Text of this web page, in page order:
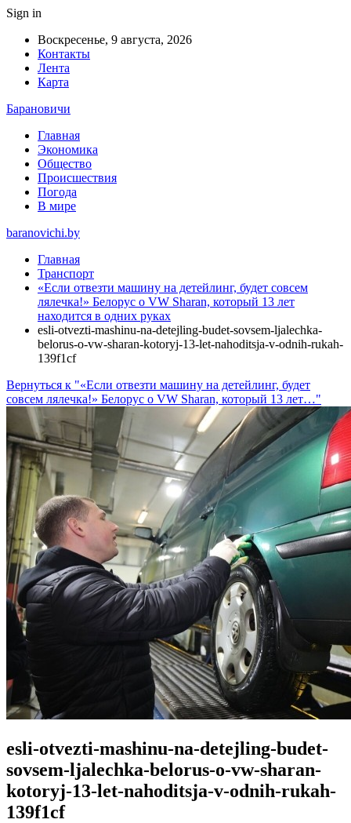
Sign in
Воскресенье, 9 августа, 2026
Контакты
Лента
Карта
Барановичи
Главная
Экономика
Общество
Происшествия
Погода
В мире
baranovichi.by
Главная
Транспорт
«Если отвезти машину на детейлинг, будет совсем
лялечка!» Белорус о VW Sharan, который 13 лет
находится в одних руках
esli-otvezti-mashinu-na-detejling-budet-sovsem-ljalechka-
belorus-o-vw-sharan-kotoryj-13-let-nahoditsja-v-odnih-rukah-
139f1cf
Вернуться к "«Если отвезти машину на детейлинг, будет
совсем лялечка!» Белорус о VW Sharan, который 13 лет…"
esli-otvezti-mashinu-na-detejling-budet-
sovsem-ljalechka-belorus-o-vw-sharan-
kotoryj-13-let-nahoditsja-v-odnih-rukah-
139f1cf